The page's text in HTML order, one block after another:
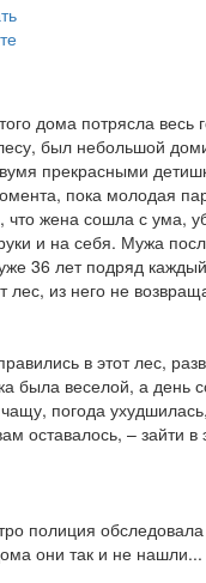
дома потрясла весь
был небольшой
прекрасными
пока молодая
что жена сошла с ума,
и на себя. Мужа
36 лет подряд
лес, из него не
в этот лес,
была веселой, а день
чащу, погода
оставалось, – зайти
полиция обследовала
они так и не нашли...